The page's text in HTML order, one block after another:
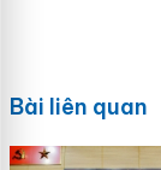
Bài liên quan